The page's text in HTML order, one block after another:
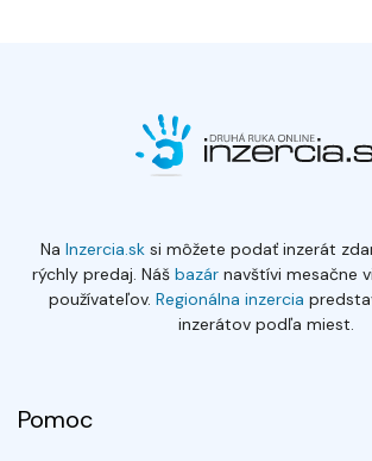
Na Inzercia.sksi môžete podať inzerát
rýchly predaj. Náš bazárnavštívi mesačne
používateľov. Regionálna inzercia
inzerátov podľa miest.
Pomoc